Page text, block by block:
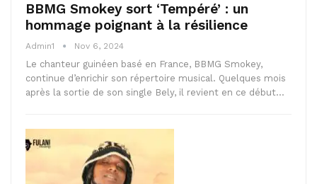
BBMG Smokey sort ‘Tempéré’ : un
hommage poignant à la résilience
Admin1 Nov 6, 2024
Le chanteur guinéen basé en France, BBMG Smokey,
continue d’enrichir son répertoire musical. Quelques mois
après la sortie de son single Bely, il revient en ce début…